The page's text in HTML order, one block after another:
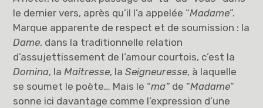
le dernier vers, après qu’il l’a appelée “Madame”.
Marque apparente de respect et de soumission : la
Dame, dans la traditionnelle relation
d’assujettissement de l’amour courtois, c’est la
Domina, laMaîtresse, laSeigneuresse, à laquelle
se soumet le poète… Mais le “ma”de “Madame”
sonne ici davantage comme l’expression d’une